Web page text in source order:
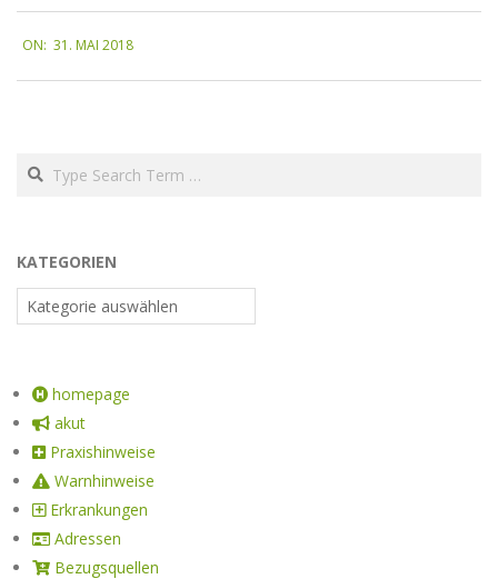
ON: 31. MAI 2018
KATEGORIEN
homepage
akut
Praxishinweise
Warnhinweise
Erkrankungen
Adressen
Bezugsquellen